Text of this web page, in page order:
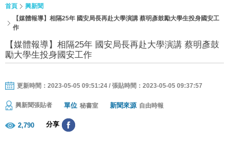
首頁
興新聞
【媒體報導】相隔25年 國安局長再赴大學演講 蔡明彥鼓勵大學生投身國安工
作
【媒體報導】相隔25年 國安局長再赴大學演講 蔡明彥鼓
勵大學生投身國安工作
更新時間：2023-05-05 09:51:24 / 張貼時間：2023-05-05 09:37:57
興新聞張貼者 單位 秘書室 新聞來源 自由時報
2,790 分享